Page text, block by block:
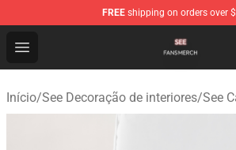
FREE shipping on orders over
Open menu
See Shop - Official See Merchandise
Início/See Decoração de interiores/See